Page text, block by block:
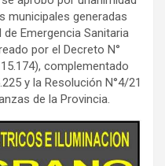
municipales generadas
Emergencia Sanitaria
por el Decreto N°
complementado
y la Resolución N°4/21
de la Provincia.